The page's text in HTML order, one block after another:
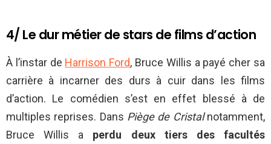
4/ Le dur métier de stars de films d’action
À l’instar de Harrison Ford, Bruce Willis a payé cher sa
carrière à incarner des durs à cuir dans les films
d’action. Le comédien s’est en effet blessé à de
multiples reprises. Dans Piège de Cristalnotamment,
Bruce Willis a perdu deux tiers des facultés